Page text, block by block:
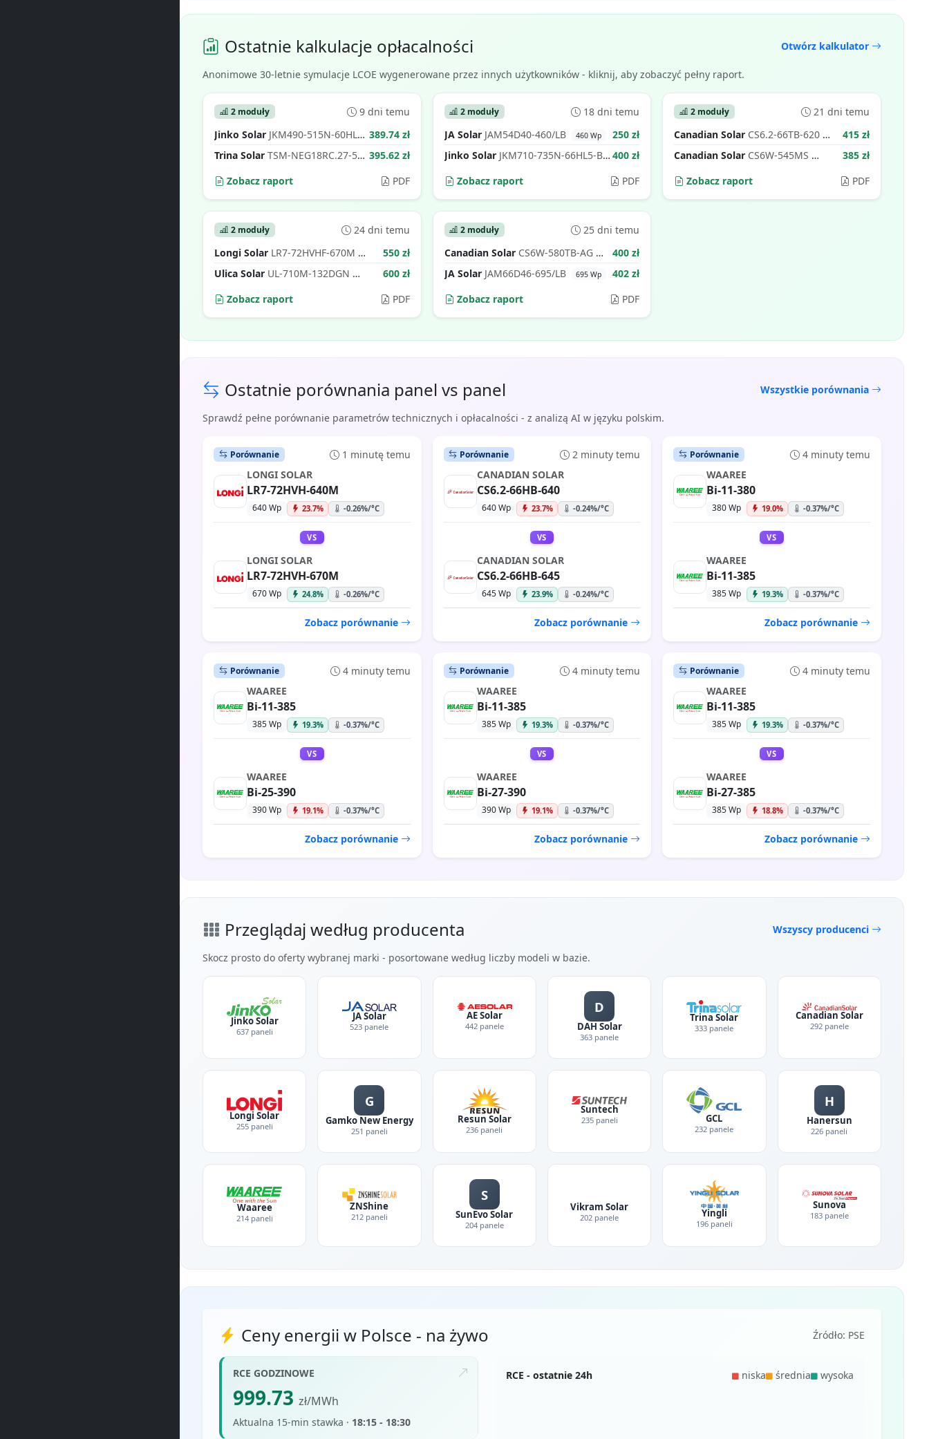
Ostatnie kalkulacje opłacalności Otwórz kalkulator
Anonimowe 30-letnie symulacje LCOE wygenerowane przez innych użytkowników - kliknij, aby zobaczyć pełny raport.
2 moduły
9 dni temu
Jinko Solar JKM490-515N-60HL4-V-Z1-OC (510W bin) 510 Wp
389.74 zł
Trina Solar TSM-NEG18RC.27-510 510 Wp
395.62 zł
Zobacz raport
PDF
2 moduły
18 dni temu
JA Solar JAM54D40-460/LB 460 Wp
250 zł
Jinko Solar JKM710-735N-66HL5-BDV-Z3-EU (725W bin) 725 Wp
400 zł
Zobacz raport
PDF
2 moduły
21 dni temu
Canadian Solar CS6.2-66TB-620 620 Wp
415 zł
Canadian Solar CS6W-545MS 545 Wp385 zł
Zobacz raport
PDF
2 moduły
24 dni temu
Longi Solar LR7-72HVHF-670M 670 Wp550 zł
Ulica Solar UL-710M-132DGN 710 Wp600 zł
Zobacz raport
PDF
2 moduły
25 dni temu
Canadian Solar CS6W-580TB-AG 580 Wp
400 zł
JA Solar JAM66D46-695/LB 695 Wp
402 zł
Zobacz raport
PDF
Ostatnie porównania panel vs panel Wszystkie porównania
Sprawdź pełne porównanie parametrów technicznych i opłacalności - z analizą AI w języku polskim.
Porównanie
1 minutę temu
LONGI SOLAR
LR7-72HVH-640M
640 Wp 23.7% -0.26%/°C
VS
LONGI SOLAR
LR7-72HVH-670M
670 Wp 24.8% -0.26%/°C
Zobacz porównanie
Porównanie
2 minuty temu
CANADIAN SOLAR
CS6.2-66HB-640
640 Wp 23.7% -0.24%/°C
VS
CANADIAN SOLAR
CS6.2-66HB-645
645 Wp 23.9% -0.24%/°C
Zobacz porównanie
Porównanie
4 minuty temu
WAAREE
Bi-11-380
380 Wp 19.0% -0.37%/°C
VS
WAAREE
Bi-11-385
385 Wp 19.3% -0.37%/°C
Zobacz porównanie
Porównanie
4 minuty temu
WAAREE
Bi-11-385
385 Wp 19.3% -0.37%/°C
VS
WAAREE
Bi-25-390
390 Wp 19.1% -0.37%/°C
Zobacz porównanie
Porównanie
4 minuty temu
WAAREE
Bi-11-385
385 Wp 19.3% -0.37%/°C
VS
WAAREE
Bi-27-390
390 Wp 19.1% -0.37%/°C
Zobacz porównanie
Porównanie
4 minuty temu
WAAREE
Bi-11-385
385 Wp 19.3% -0.37%/°C
VS
WAAREE
Bi-27-385
385 Wp 18.8% -0.37%/°C
Zobacz porównanie
Przeglądaj według producenta Wszyscy producenci
Skocz prosto do oferty wybranej marki - posortowane według liczby modeli w bazie.
Jinko Solar
637 paneli
JA Solar
523 panele
AE Solar
442 panele
D
DAH Solar
363 panele
Trina Solar
333 panele
Canadian Solar
292 panele
Longi Solar
255 paneli
G
Gamko New Energy
251 paneli
Resun Solar
236 paneli
Suntech
235 paneli GCL
232 panele
H
Hanersun
226 paneli
Waaree
214 paneli
ZNShine
212 paneli
S
SunEvo Solar
204 panele
Vikram Solar
202 panele Yingli
196 paneli
Sunova
183 panele
Ceny energii w Polsce - na żywo Źródło: PSE
RCE GODZINOWE
999.73 zł/MWh
Aktualna 15-min stawka · 18:15 - 18:30
RCE - ostatnie 24h niska średnia wysoka